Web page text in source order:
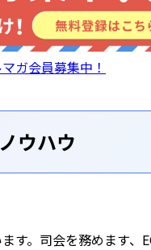
ガ会員募集中！
ウハウ
。司会を務めます、